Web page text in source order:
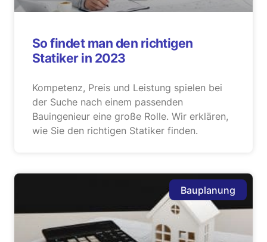
So findet man den richtigen
Statiker in 2023
Kompetenz, Preis und Leistung spielen bei
der Suche nach einem passenden
Bauingenieur eine große Rolle. Wir erklären,
wie Sie den richtigen Statiker finden.
Bauplanung